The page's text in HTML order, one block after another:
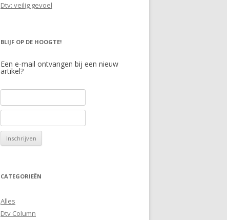
Dtv: veilig gevoel
BLIJF OP DE HOOGTE!
Een e-mail ontvangen bij een nieuw
artikel?
CATEGORIEËN
Alles
Dtv Column